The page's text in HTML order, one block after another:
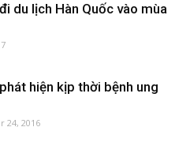
du lịch Hàn Quốc vào mùa
hiện kịp thời bệnh ung
24, 2016